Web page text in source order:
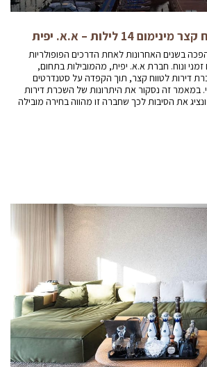
לילות – א.א. יפית
בשנים האחרונות לאחת הדרכים הפופולריות
ונוח. חברת א.א. יפית, מהמובילות בתחום,
לטווח קצר, תוך הקפדה על סטנדרטים
במאמר זה נסקור את היתרונות של השכרת דירות
את הסיבות לכך שחברה זו מהווה בחירה מובילה